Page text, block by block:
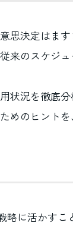
思決定はま
来のスケジ
状況を徹底
のヒント
略に活かすこ